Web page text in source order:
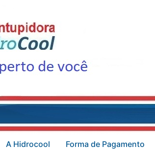
A Hidrocool Forma de Pagamento